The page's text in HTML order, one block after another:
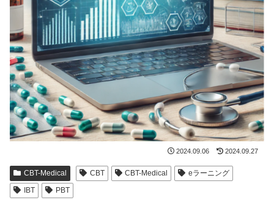
2024.09.06 2024.09.27
CBT-Medical CBT CBT-Medical
eラーニング
IBT
PBT